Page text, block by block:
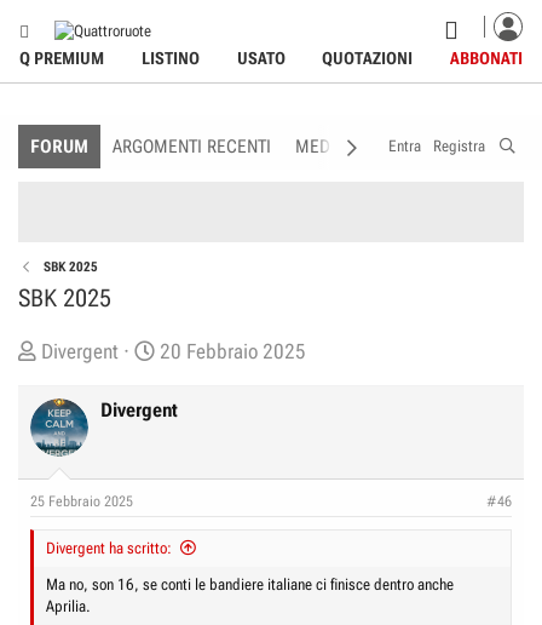
Q PREMIUM LISTINO USATO QUOTAZIONI ABBONATI
FORUM ARGOMENTI RECENTI MEDIA MEMBRI
Entra Registra
SBK 2025
SBK 2025
C
e
a
o
e
D
Divergent
D
t
n
i
20 Febbraio 2025
Divergent
25 Febbraio 2025 #46
Divergent ha scritto:
Ma no, son 16, se conti le bandiere italiane ci finisce dentro anche
Aprilia.